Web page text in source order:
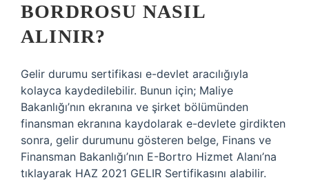
BORDROSU NASIL
ALINIR?
Gelir durumu sertifikası e-devlet aracılığıyla
kolayca kaydedilebilir. Bunun için; Maliye
Bakanlığı’nın ekranına ve şirket bölümünden
finansman ekranına kaydolarak e-devlete girdikten
sonra, gelir durumunu gösteren belge, Finans ve
Finansman Bakanlığı’nın E-Bortro Hizmet Alanı’na
tıklayarak HAZ 2021 GELIR Sertifikasını alabilir.